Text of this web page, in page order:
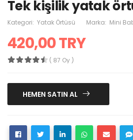
Tek kişilik yatak
Kategori: Yatak Örtüsü Marka: Mini
420,00 TRY
( 87 Oy )
HEMEN SATIN AL